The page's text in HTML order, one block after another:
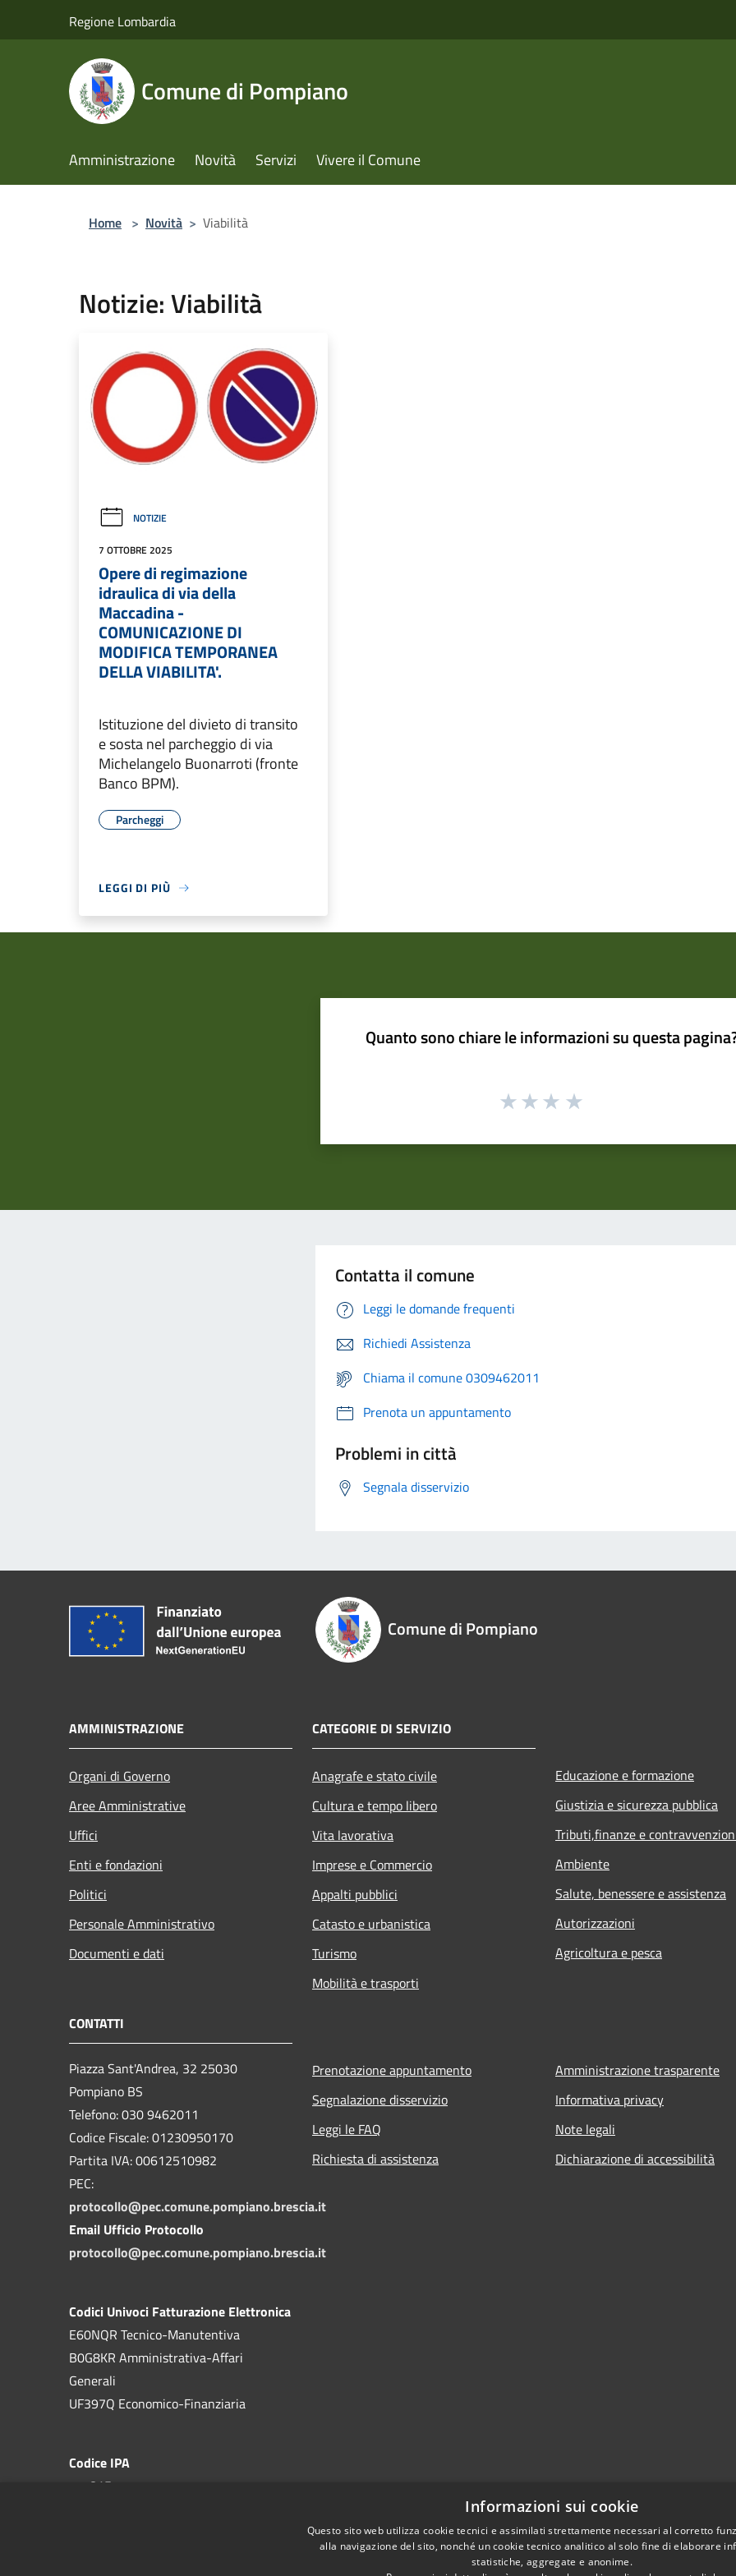
Regione Lombardia
Comune di Pompiano
Amministrazione Novità Servizi Vivere il Comune
Home > Novità > Viabilità
Notizie: Viabilità
NOTIZIE
7 OTTOBRE 2025
Opere di regimazione
idraulica di via della
Maccadina -
COMUNICAZIONE DI
MODIFICA TEMPORANEA
DELLA VIABILITA'.
Istituzione del divieto di transito
e sosta nel parcheggio di via
Michelangelo Buonarroti (fronte
Banco BPM).
Parcheggi
LEGGI DI PIÙ
Quanto sono chiare le informazioni su questa
Contatta il comune
Leggi le domande frequenti
Richiedi Assistenza
Chiama il comune 0309462011
Prenota un appuntamento
Problemi in città
Segnala disservizio
Comune di Pompiano
AMMINISTRAZIONE
Organi di Governo
Aree Amministrative
Uffici
Enti e fondazioni
Politici
Personale Amministrativo
Documenti e dati
CATEGORIE DI SERVIZIO
Anagrafe e stato civile
Cultura e tempo libero
Vita lavorativa
Imprese e Commercio
Appalti pubblici
Catasto e urbanistica
Turismo
Mobilità e trasporti
Educazione e formazione
Giustizia e sicurezza pubblica
Tributi,finanze e
Ambiente
Salute, benessere e assistenza
Autorizzazioni
Agricoltura e pesca
CONTATTI
Piazza Sant'Andrea, 32 25030
Pompiano BS
Telefono: 030 9462011
Codice Fiscale: 01230950170
Partita IVA: 00612510982
PEC:
protocollo@pec.comune.pompiano.brescia.it
Email Ufficio Protocollo
protocollo@pec.comune.pompiano.brescia.it
Codici Univoci Fatturazione Elettronica
E60NQR Tecnico-Manutentiva
B0G8KR Amministrativa-Affari
Generali
UF397Q Economico-Finanziaria
Codice IPA
c_g815
Prenotazione appuntamento
Segnalazione disservizio
Leggi le FAQ
Richiesta di assistenza
Amministrazione trasparente
Informativa privacy
Note legali
Dichiarazione di accessibilità
Informazioni sui cookie
Questo sito web utilizza cookie tecnici e assimilati strettamente necessari al corretto
alla navigazione del sito, nonché un cookie tecnico analitico al solo fine di elaborare
statistiche, aggregate e anonime.